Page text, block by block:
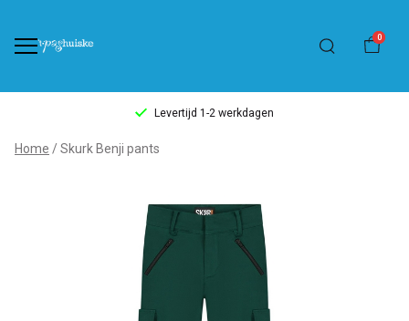
0
Levertijd 1-2 werkdagen
Skurk
Home Skurk Benji pants